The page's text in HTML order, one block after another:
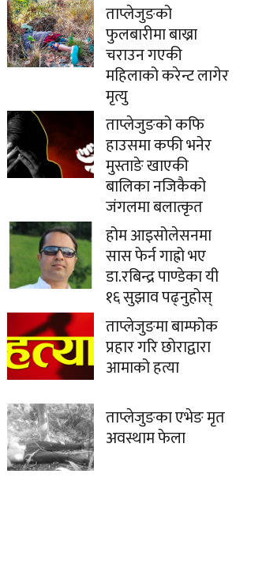
ताप्लेजुङको
फुलबारीमा बाख्रा
चराउन गएकी
महिलाको करेन्ट लागेर
मृत्यु
ताप्लेजुङको कफि
हाउसमा कफी भनेर
मुस्ताङे खाएकी
बालिका नजिकैको
जंगलमा बलात्कृत
होम आइसोलेसनमा
सास फेर्न गाह्रो भए
डा.रबिन्द्र पाण्डेका यी
१६ सुझाव पढ्नुहोस्
ताप्लेजुङमा बाम्फोक
प्रहार गरि छोराद्वारा
आमाको हत्या
ताप्लेजुङका एभेङ मृत
अवस्थाम फेला